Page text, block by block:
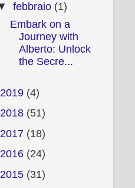
febbraio (1)
Embark on a
Journey with
Alberto: Unlock
the Secre...
2019 (4)
2018 (51)
2017 (18)
2016 (24)
2015 (31)